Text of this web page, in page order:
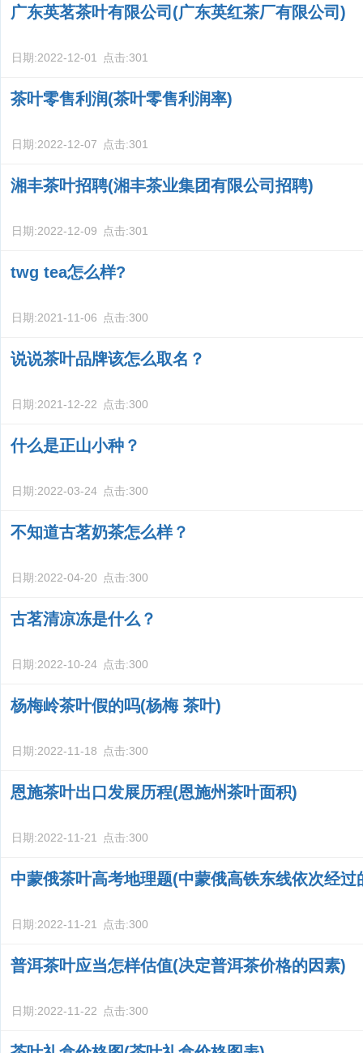
广东英茗茶叶有限公司(广东英红茶厂有限公司)
日期:2022-12-01 点击:301
茶叶零售利润(茶叶零售利润率)
日期:2022-12-07 点击:301
湘丰茶叶招聘(湘丰茶业集团有限公司招聘)
日期:2022-12-09 点击:301
twg tea怎么样?
日期:2021-11-06 点击:300
说说茶叶品牌该怎么取名？
日期:2021-12-22 点击:300
什么是正山小种？
日期:2022-03-24 点击:300
不知道古茗奶茶怎么样？
日期:2022-04-20 点击:300
古茗清凉冻是什么？
日期:2022-10-24 点击:300
杨梅岭茶叶假的吗(杨梅 茶叶)
日期:2022-11-18 点击:300
恩施茶叶出口发展历程(恩施州茶叶面积)
日期:2022-11-21 点击:300
中蒙俄茶叶高考地理题(中蒙俄高铁东线依次经过
日期:2022-11-21 点击:300
普洱茶叶应当怎样估值(决定普洱茶价格的因素)
日期:2022-11-22 点击:300